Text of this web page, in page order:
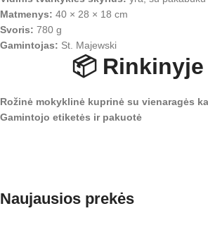
Matmenys: 40 × 28 × 18 cm
Svoris: 780 g
Gamintojas: St. Majewski
📦
Rožinė mokyklinė kuprinė su vienaragės
Gamintojo etiketės ir pakuotė
Naujausios prekės